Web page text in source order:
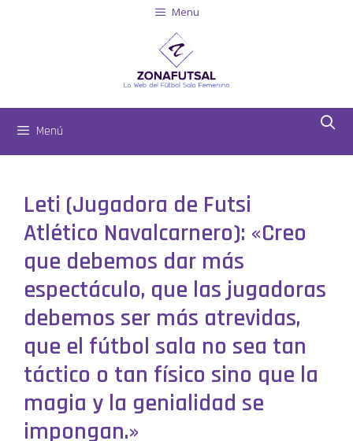
Menu
Menú
Leti (Jugadora de Futsi
Atlético Navalcarnero): «Creo
que debemos dar más
espectáculo, que las jugadoras
debemos ser más atrevidas,
que el fútbol sala no sea tan
táctico o tan físico sino que la
magia y la genialidad se
impongan.»